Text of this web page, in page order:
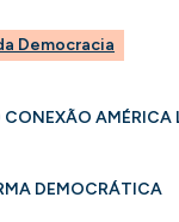
Democracia
CONEXÃO AMÉRICA
DEMOCRÁTICA